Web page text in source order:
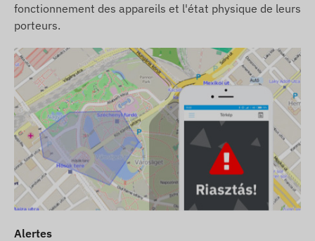
fonctionnement des appareils et l'état physique de leurs
porteurs.
Alertes